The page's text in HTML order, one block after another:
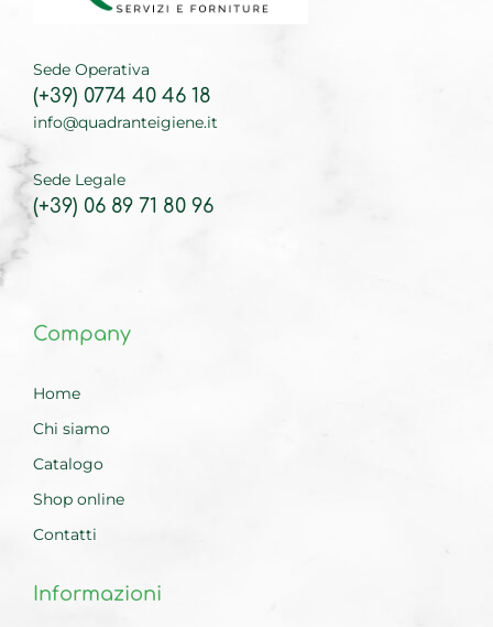
Sede Operativa
(+39) 0774 40 46 18
info@quadranteigiene.it
Sede Legale
(+39) 06 89 71 80 96
Company
Home
Chi siamo
Catalogo
Shop online
Contatti
Informazioni